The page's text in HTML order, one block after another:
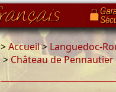
>Accueil>Languedoc-
> Château de